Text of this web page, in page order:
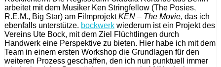
arbeitet mit dem Musiker Ken Stringfellow (The Posies,
R.E.M., Big Star) am FilmprojektKEN – The Movie, das ich
ebenfalls unterstütze. bockwerk wiederum ist ein Projekt des
Vereins Ute Bock, mit dem Ziel Flüchtlingen durch
Handwerk eine Perspektive zu bieten. Hier habe ich mit dem
Team in einem ersten Workshop die Grundlagen für den
weiteren Prozess geschaffen, den ich nun punktuell immer